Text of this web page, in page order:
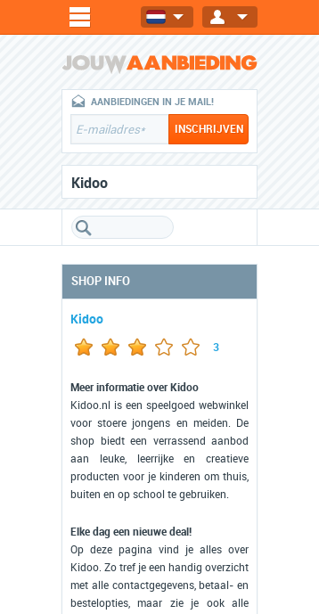
AANBIEDINGEN IN JE MAIL!
Kidoo
SHOP INFO
Kidoo
3
Meer informatie over Kidoo
Kidoo.nl is een speelgoed webwinkel
voor stoere jongens en meiden. De
shop biedt een verrassend aanbod
aan leuke, leerrijke en creatieve
producten voor je kinderen om thuis,
buiten en op school te gebruiken.
Elke dag een nieuwe deal!
Op deze pagina vind je alles over
Kidoo. Zo tref je een handig overzicht
met alle contactgegevens, betaal- en
bestelopties, maar zie je ook alle